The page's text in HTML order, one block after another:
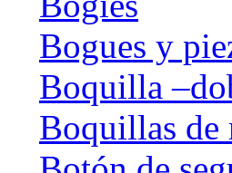
Bogues y
Boquilla
Boquillas de